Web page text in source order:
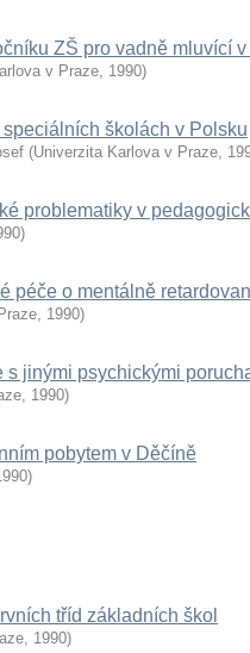
ZŠ pro vadně mluvící
v Praze, 1990)
školách v Polsku
(Univerzita Karlova v Praze,
problematiky v
)
péče o mentálně
, 1990)
jinými psychickými
, 1990)
pobytem v Děčíně
)
tříd základních škol
, 1990)